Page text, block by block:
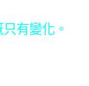
有變化。